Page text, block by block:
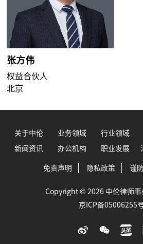
张方伟
权益合伙人
北京
关于中伦 业务领域 行业领域
新闻资讯 办公机构 职业发展
免责声明 隐私政策 谨
Copyright © 2026 中伦律师事
京ICP备05006255